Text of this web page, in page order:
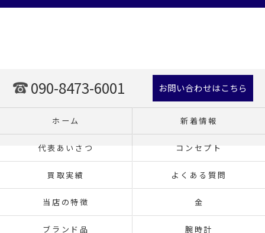
090-8473-6001 お問い合わせはこちら
ホーム 新着情報
代表あいさつ コンセプト
買取実績 よくある質問
当店の特徴 金
ブランド品 腕時計